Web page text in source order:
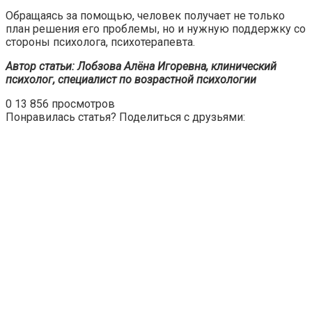
Обращаясь за помощью, человек получает не только
план решения его проблемы, но и нужную поддержку со
стороны психолога, психотерапевта.
Автор статьи: Лобзова Алёна Игоревна, клинический
психолог, специалист по возрастной психологии
0 13 856 просмотров
Понравилась статья? Поделиться с друзьями: